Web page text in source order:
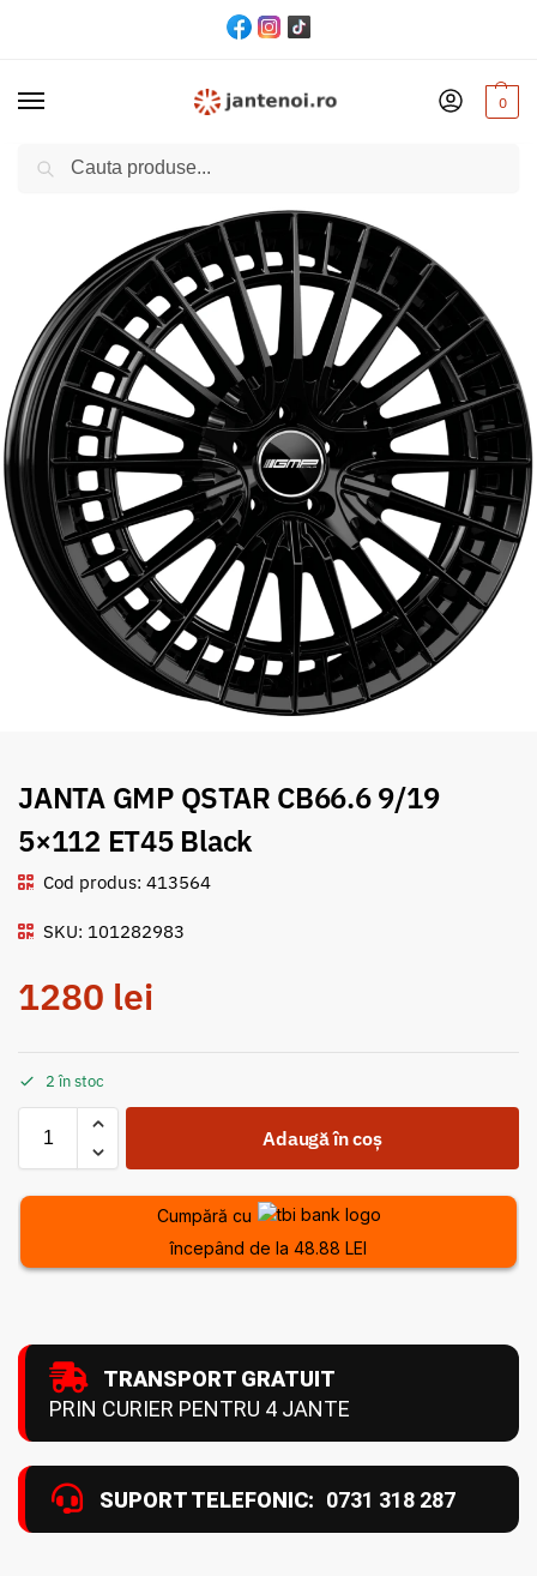
0
Acasă Jante / JANTA GMP QSTAR CB66.6 9/19 5×112 ET45 Black
JANTA GMP QSTAR CB66.6 9/19
5×112 ET45 Black
Cod produs: 413564
SKU: 101282983
1280 lei
2 în stoc
Adaugă în coș
Cumpără cu
începând de la 48.88 LEI
TRANSPORT GRATUIT
PRIN CURIER PENTRU 4 JANTE
SUPORT TELEFONIC: 0731 318 287